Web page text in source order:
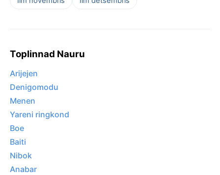
Toplinnad Nauru
Arijejen
Denigomodu
Menen
Yareni ringkond
Boe
Baiti
Nibok
Anabar